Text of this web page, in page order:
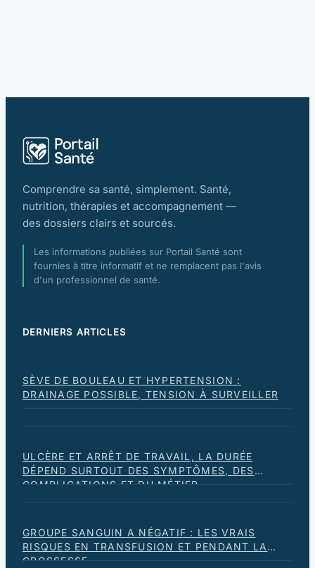
Comprendre sa santé, simplement. Santé,
nutrition, thérapies et accompagnement —
des dossiers clairs et sourcés.
Les informations publiées sur Portail Santé sont
fournies à titre informatif et ne remplacent pas l'avis
d'un professionnel de santé.
DERNIERS ARTICLES
SÈVE DE BOULEAU ET HYPERTENSION :
DRAINAGE POSSIBLE, TENSION À SURVEILLER
ULCÈRE ET ARRÊT DE TRAVAIL, LA DURÉE
DÉPEND SURTOUT DES SYMPTÔMES, DES
COMPLICATIONS ET DU MÉTIER
GROUPE SANGUIN A NÉGATIF : LES VRAIS
RISQUES EN TRANSFUSION ET PENDANT LA
GROSSESSE